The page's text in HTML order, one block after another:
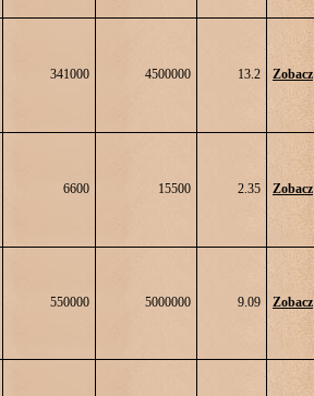
341000 4500000 13.2 Zobacz
6600 15500 2.35 Zobacz
550000 5000000 9.09 Zobacz